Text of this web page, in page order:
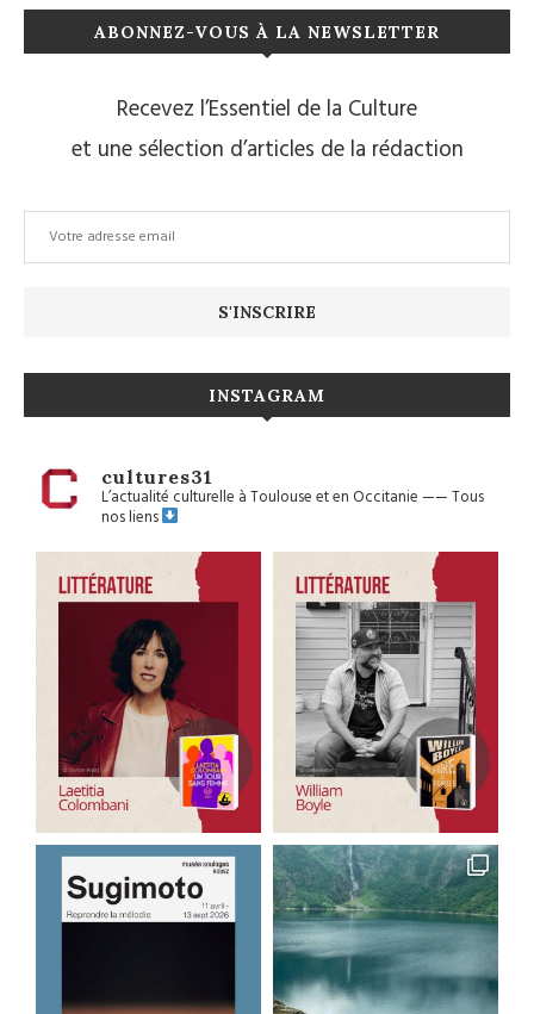
ABONNEZ-VOUS À LA NEWSLETTER
Recevez l’Essentiel de la Culture
et une sélection d’articles de la rédaction
INSTAGRAM
cultures31
L’actualité culturelle à Toulouse et en Occitanie——Tous
nos liens